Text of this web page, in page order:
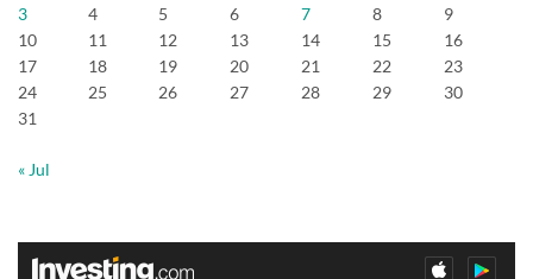
3
4 5 6 7 8
9
10
11 12 13 14 15
16
17
18 19 20 21 22
23
24
25 26 27 28 29
30
31
« Jul